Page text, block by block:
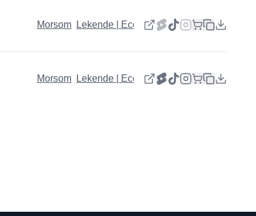
Morsom Lekende | Eccentrisk | Glad
Morsom Lekende | Eccentrisk | Glad